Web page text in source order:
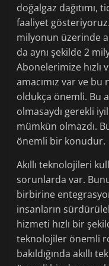
doğalgaz dağıtımı,
faaliyet
milyonun üzerinde
da aynı şekilde 2
Abonelerimize
amacımız var ve
oldukça önemli. Bu
olmasaydı gerekli
mümkün olmazdı.
önemli bir konudur.
Akıllı teknolojileri
sorunlarda var.
birbirine
insanların
hizmeti hızlı bir
teknolojiler önemli
bakıldığında akıllı